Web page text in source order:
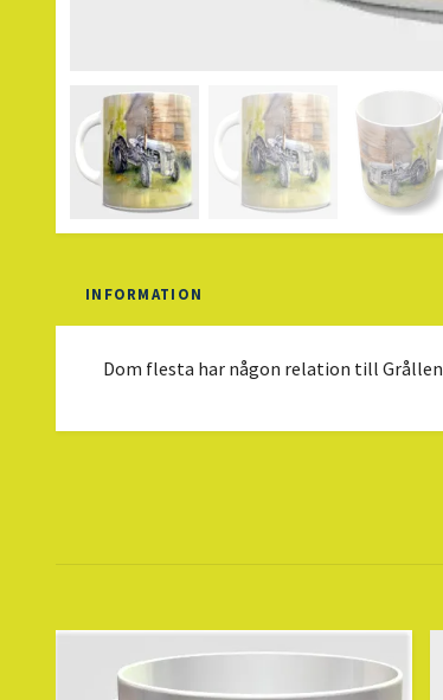
INFORMATION
Dom flesta har någon relation till Grållen